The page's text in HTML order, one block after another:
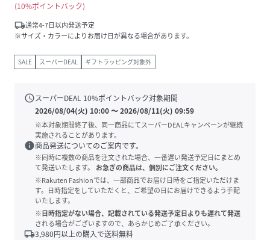
10%ポイントバック
local_shipping通常4-7日以内発送予定
※サイズ・カラーによりお届け日が異なる場合があります。
SALE スーパーDEAL ギフトラッピング対象外
scheduleスーパーDEAL 10%ポイントバック対象期間
2026/08/04(火) 10:00〜2026/08/11(火) 09:59
※本対象期間終了後、同一商品にてスーパーDEALキャンペーンが継続
実施されることがあります。
info商品発送についてのご案内です。
※同時に複数の商品を注文された場合、一番遅い発送予定日にまとめ
て発送いたします。
お急ぎの商品は、個別にご注文ください。
※Rakuten Fashionでは、一部商品でお届け日時をご指定いただけま
す。日時指定をしていただくと、ご希望の日にお届けできるよう手配
いたします。
※日時指定がない場合、記載されている発送予定日よりも遅れて発送
される場合がございますので、あらかじめご了承ください。
local_shipping3,980円以上の購入で送料無料